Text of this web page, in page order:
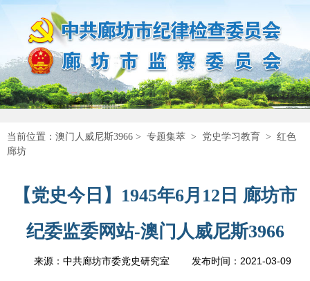
当前位置： 澳门人威尼斯3966 > 专题集萃 > 党史学习教育 > 红色
廊坊
【党史今日】1945年6月12日 廊坊市
纪委监委网站-澳门人威尼斯3966
来源：中共廊坊市委党史研究室 发布时间： 2021-03-09